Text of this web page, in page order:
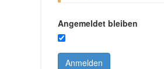
Angemeldet bleiben
Anmelden